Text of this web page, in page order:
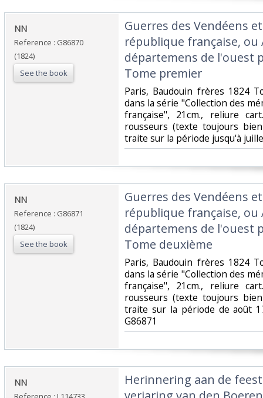
‎NN‎
Reference : G86870
(1824)
See the book
‎Guerres des Vendéens
république française, ou
départemens de l'ouest
Tome premier‎
‎Paris, Baudouin frères 1824
dans la série "Collection des
française", 21cm., reliure
rousseurs (texte toujours
traite sur la période jusqu'à
‎NN‎
Reference : G86871
(1824)
See the book
‎Guerres des Vendéens
république française, ou
départemens de l'ouest
Tome deuxième‎
‎Paris, Baudouin frères 1824
dans la série "Collection des
française", 21cm., reliure
rousseurs (texte toujours
traite sur la période de août
G86871‎
‎NN‎
‎Herinnering aan de